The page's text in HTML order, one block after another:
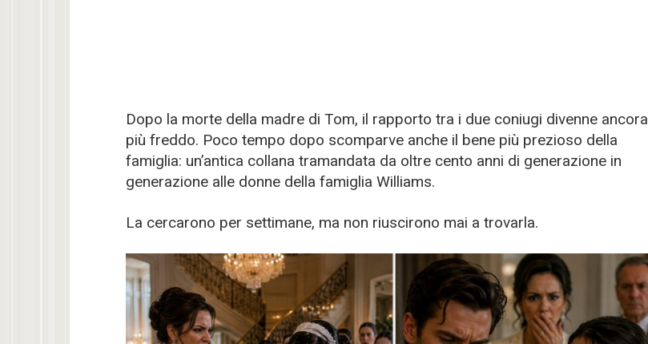
Dopo la morte della madre di Tom, il rapporto tra i due coniugi divenne ancora
più freddo. Poco tempo dopo scomparve anche il bene più prezioso della
famiglia: un’antica collana tramandata da oltre cento anni di generazione in
generazione alle donne della famiglia Williams.
La cercarono per settimane, ma non riuscirono mai a trovarla.